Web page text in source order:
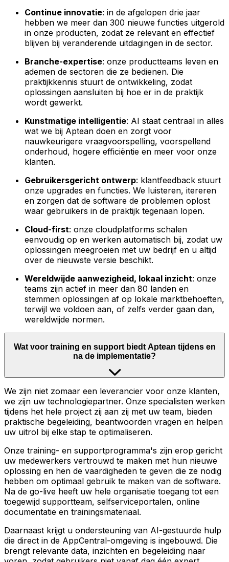
Continue innovatie: in de afgelopen drie jaar
hebben we meer dan 300 nieuwe functies uitgerold
in onze producten, zodat ze relevant en effectief
blijven bij veranderende uitdagingen in de sector.
Branche-expertise: onze productteams leven en
ademen de sectoren die ze bedienen. Die
praktijkkennis stuurt de ontwikkeling, zodat
oplossingen aansluiten bij hoe er in de praktijk
wordt gewerkt.
Kunstmatige intelligentie: AI staat centraal in alles
wat we bij Aptean doen en zorgt voor
nauwkeurigere vraagvoorspelling, voorspellend
onderhoud, hogere efficiëntie en meer voor onze
klanten.
Gebruikersgericht ontwerp: klantfeedback stuurt
onze upgrades en functies. We luisteren, itereren
en zorgen dat de software de problemen oplost
waar gebruikers in de praktijk tegenaan lopen.
Cloud-first: onze cloudplatforms schalen
eenvoudig op en werken automatisch bij, zodat uw
oplossingen meegroeien met uw bedrijf en u altijd
over de nieuwste versie beschikt.
Wereldwijde aanwezigheid, lokaal inzicht: onze
teams zijn actief in meer dan 80 landen en
stemmen oplossingen af op lokale marktbehoeften,
terwijl we voldoen aan, of zelfs verder gaan dan,
wereldwijde normen.
Wat voor training en support biedt Aptean tijdens en
na de implementatie?
We zijn niet zomaar een leverancier voor onze klanten,
we zijn uw technologiepartner. Onze specialisten werken
tijdens het hele project zij aan zij met uw team, bieden
praktische begeleiding, beantwoorden vragen en helpen
uw uitrol bij elke stap te optimaliseren.
Onze training- en supportprogramma's zijn erop gericht
uw medewerkers vertrouwd te maken met hun nieuwe
oplossing en hen de vaardigheden te geven die ze nodig
hebben om optimaal gebruik te maken van de software.
Na de go-live heeft uw hele organisatie toegang tot een
toegewijd supportteam, selfserviceportalen, online
documentatie en trainingsmateriaal.
Daarnaast krijgt u ondersteuning van AI-gestuurde hulp
die direct in de AppCentral-omgeving is ingebouwd. Die
brengt relevante data, inzichten en begeleiding naar